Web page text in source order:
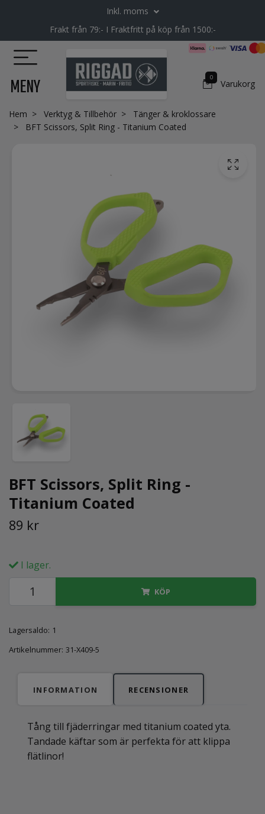
Inkl. moms
Frakt från 79:- I Fraktfritt på köp från 1500:-
MENY 0
Varukorg
Hem Verktyg & Tillbehör
Tänger & kroklossare
BFT Scissors, Split Ring - Titanium Coated
BFT Scissors, Split Ring -
Titanium Coated
89 kr
I lager.
KÖP
Lagersaldo: 1
Artikelnummer: 31-X409-5
INFORMATION RECENSIONER
Tång till fjäderringar med titanium coated yta.
Tandade käftar som är perfekta för att klippa
flätlinor!